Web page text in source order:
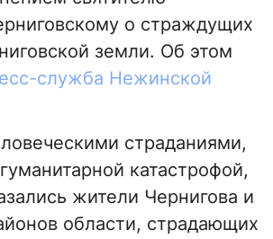
о страждущих
земли. Об этом
служба Нежинской
страданиями,
катастрофой,
жители Чернигова и
области, страдающих